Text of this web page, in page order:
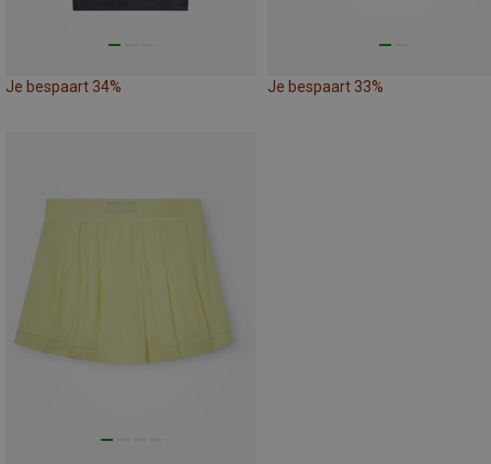
Je bespaart 34% Je bespaart 33%